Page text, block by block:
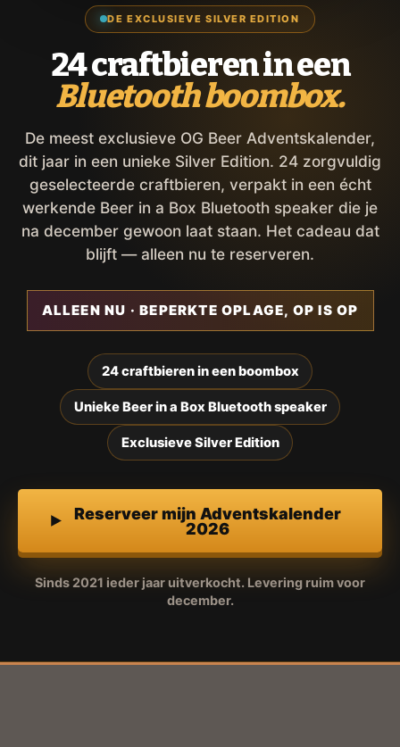
DE EXCLUSIEVE SILVER EDITION
24 craftbieren in een
Bluetooth boombox.
De meest exclusieve OG Beer Adventskalender,
dit jaar in een unieke Silver Edition. 24 zorgvuldig
geselecteerde craftbieren, verpakt in een écht
werkende Beer in a Box Bluetooth speaker die je
na december gewoon laat staan. Het cadeau dat
blijft — alleen nu te reserveren.
ALLEEN NU · BEPERKTE OPLAGE, OP IS OP
24 craftbieren in een boombox
Unieke Beer in a Box Bluetooth speaker
Exclusieve Silver Edition
Reserveer mijn Adventskalender
2026
Sinds 2021 ieder jaar uitverkocht. Levering ruim voor
december.